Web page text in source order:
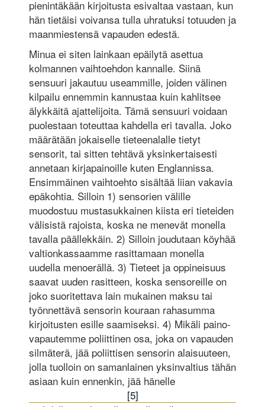
pienintäkään kirjoitusta esivaltaa vastaan, kun
hän tietäisi voivansa tulla uhratuksi totuuden ja
maanmiestensä vapauden edestä.
Minua ei siten lainkaan epäilytä asettua
kolmannen vaihtoehdon kannalle. Siinä
sensuuri jakautuu useammille, joiden välinen
kilpailu ennemmin kannustaa kuin kahlitsee
älykkäitä ajattelijoita. Tämä sensuuri voidaan
puolestaan toteuttaa kahdella eri tavalla. Joko
määrätään jokaiselle tieteenalalle tietyt
sensorit, tai sitten tehtävä yksinkertaisesti
annetaan kirjapainoille kuten Englannissa.
Ensimmäinen vaihtoehto sisältää liian vakavia
epäkohtia. Silloin 1) sensorien välille
muodostuu mustasukkainen kiista eri tieteiden
välisistä rajoista, koska ne menevät monella
tavalla päällekkäin. 2) Silloin joudutaan köyhää
valtionkassaamme rasittamaan monella
uudella menoerällä. 3) Tieteet ja oppineisuus
saavat uuden rasitteen, koska sensoreille on
joko suoritettava lain mukainen maksu tai
työnnettävä sensorin kouraan rahasumma
kirjoitusten esille saamiseksi. 4) Mikäli paino­
vapau­temme poliittinen osa, joka on vapauden
silmäterä, jää poliittisen sensorin alaisuuteen,
jolla tuolloin on samanlainen yksinvaltius tähän
asiaan kuin ennenkin, jää hänelle
[5]